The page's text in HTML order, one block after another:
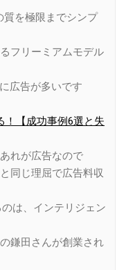
質を極限までシンプ
フリーミアムモデル
広告が多いです
！【成功事例6選と失
れが広告なので
同じ理屈で広告料収
は、インテリジェン
鎌田さんが創業され